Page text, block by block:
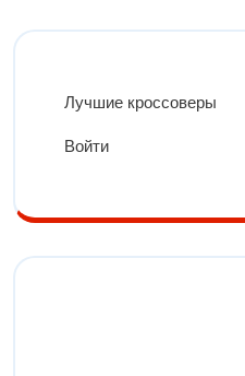
Лучшие кроссоверы
Войти